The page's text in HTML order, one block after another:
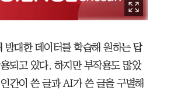
대한 데이터를 학습해 원하는 답
되고 있다. 하지만 부작용도 많았
간이 쓴 글과 AI가 쓴 글을 구별해